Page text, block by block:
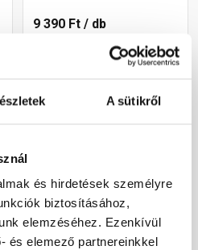
A sütikről
és hirdetések személyre
biztosításához,
elemzéséhez. Ezenkívül
és elemező partnereinkkel
9 390 Ft / db